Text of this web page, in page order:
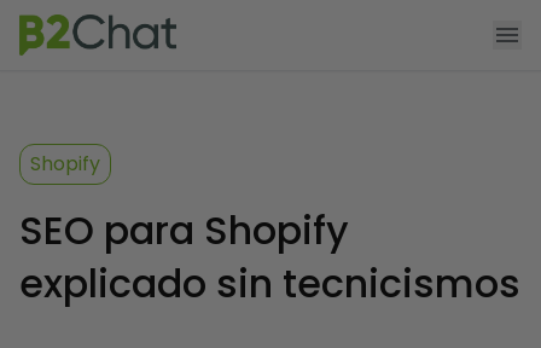
Producto
Precios
App Shopify
Shopify
SEO para Shopify
explicado sin tecnicismos